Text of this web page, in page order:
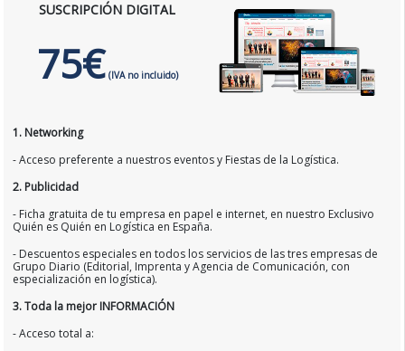
SUSCRIPCIÓN DIGITAL
75€ (IVA no incluido)
1. Networking
- Acceso preferente a nuestros eventos y Fiestas de la Logística.
2. Publicidad
- Ficha gratuita de tu empresa en papel e internet, en nuestro Exclusivo
Quién es Quién en Logística en España.
- Descuentos especiales en todos los servicios de las tres empresas de
Grupo Diario (Editorial, Imprenta y Agencia de Comunicación, con
especialización en logística).
3. Toda la mejor INFORMACIÓN
- Acceso total a: